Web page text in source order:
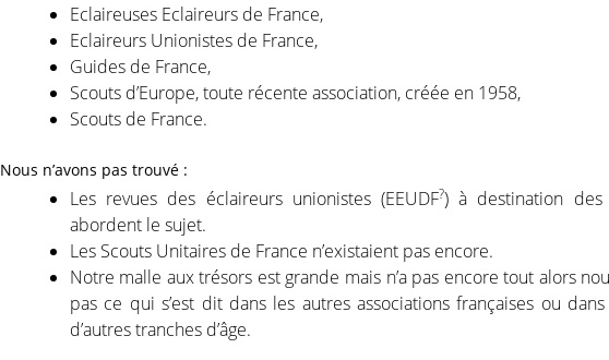
Eclaireuses Eclaireurs de France,
Eclaireurs Unionistes de France,
Guides de France,
Scouts d’Europe, toute récente association, créée en 1958,
Scouts de France.
Nous n’avons pas trouvé :
Les revues des éclaireurs unionistes (EEUDF?) à destination
abordent le sujet.
Les Scouts Unitaires de France n’existaient pas encore.
Notre malle aux trésors est grande mais n’a pas encore tout alors
pas ce qui s’est dit dans les autres associations françaises ou
d’autres tranches d’âge.